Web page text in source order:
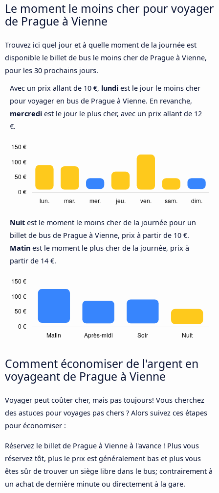
Le moment le moins cher pour voyager
de Prague à Vienne
Trouvez ici quel jour et à quelle moment de la journée est
disponible le billet de bus le moins cher de Prague à Vienne,
pour les 30 prochains jours.
Avec un prix allant de 10 €, lundi est le jour le moins cher
pour voyager en bus de Prague à Vienne. En revanche,
mercredi est le jour le plus cher, avec un prix allant de 12
€.
Nuit est le moment le moins cher de la journée pour un
billet de bus de Prague à Vienne, prix à partir de 10 €.
Matin est le moment le plus cher de la journée, prix à
partir de 14 €.
Comment économiser de l'argent en
voyageant de Prague à Vienne
Voyager peut coûter cher, mais pas toujours! Vous cherchez
des astuces pour voyages pas chers ? Alors suivez ces étapes
pour économiser :
Réservez le billet de Prague à Vienne à l'avance ! Plus vous
réservez tôt, plus le prix est généralement bas et plus vous
êtes sûr de trouver un siège libre dans le bus; contrairement à
un achat de dernière minute ou directement à la gare.